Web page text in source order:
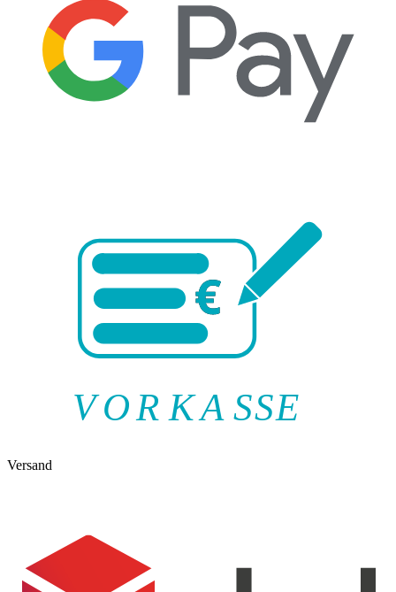
VOR KA SSE
Versand